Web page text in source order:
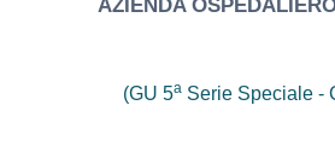
AZIENDA
(GU 5a Serie Speciale -